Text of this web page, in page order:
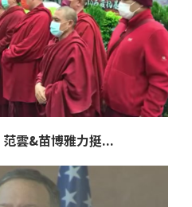
范雲&苗博雅力挺...